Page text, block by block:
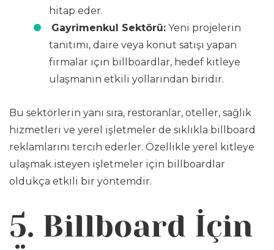
hitap eder.
Gayrimenkul Sektörü: Yeni projelerin
tanıtımı, daire veya konut satışı yapan
firmalar için billboardlar, hedef kitleye
ulaşmanın etkili yollarından biridir.
Bu sektörlerin yanı sıra, restoranlar, oteller, sağlık
hizmetleri ve yerel işletmeler de sıklıkla billboard
reklamlarını tercih ederler. Özellikle yerel kitleye
ulaşmak isteyen işletmeler için billboardlar
oldukça etkili bir yöntemdir.
5. Billboard İçin